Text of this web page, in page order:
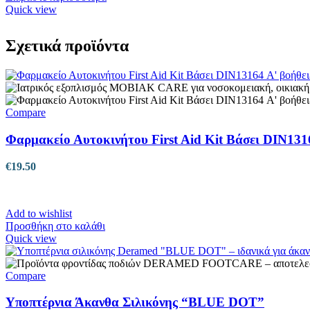
Quick view
Σχετικά προϊόντα
Compare
Φαρμακείο Αυτοκινήτου First Aid Kit Βάσει
€19.50
Add to wishlist
Προσθήκη στο καλάθι
Quick view
Compare
Υποπτέρνια Άκανθα Σιλικόνης “BLUE DOT”